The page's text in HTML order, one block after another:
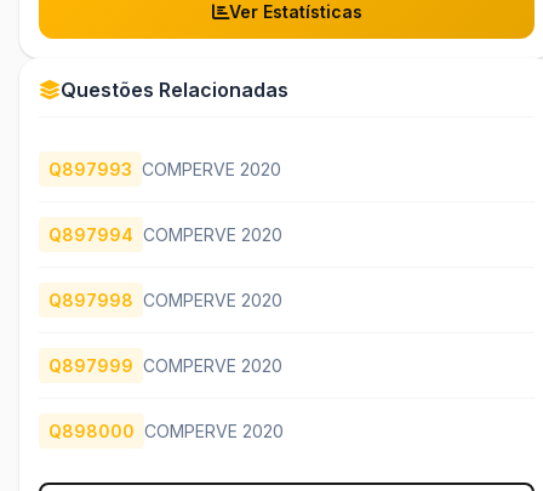
Ver Estatísticas
Questões Relacionadas
Q897993 COMPERVE 2020
Q897994 COMPERVE 2020
Q897998 COMPERVE 2020
Q897999 COMPERVE 2020
Q898000 COMPERVE 2020